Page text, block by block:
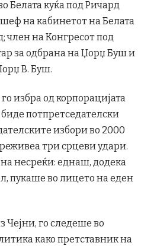
Белата куќа под Ричард
на кабинетот на Белата
член на Конгресот под
за одбрана на Џорџ Буш и
В. Буш.
избра од корпорацијата
потпретседателски
избори во 2000
три срцеви удари.
несреќи: еднаш, додека
пукаше во лицето на еден
Чејни, го следеше во
како претставник на